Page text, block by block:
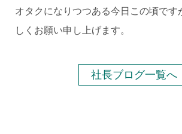
オタクになりつつある今日この頃です
しくお願い申し上げます。
社長ブログ一覧へ